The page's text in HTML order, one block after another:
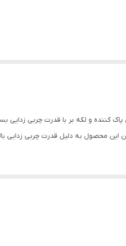
لوب در حجم 500 میلی لیتر یک محصول پاک کننده و
محصول به دلیل قدرت چربی زدایی